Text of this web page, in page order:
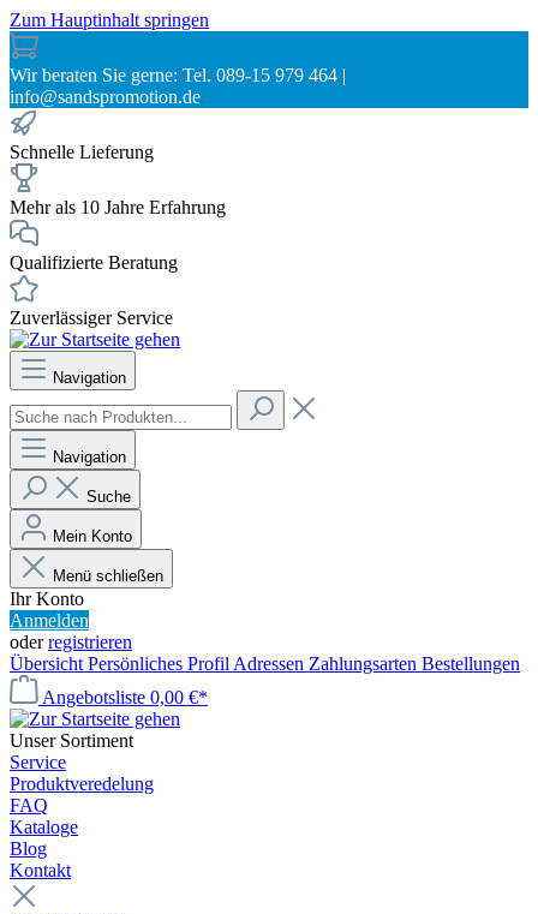
Zum Hauptinhalt springen
Wir beraten Sie gerne: Tel. 089-15 979 464 |
info@sandspromotion.de
Schnelle Lieferung
Mehr als 10 Jahre Erfahrung
Qualifizierte Beratung
Zuverlässiger Service
Navigation
Navigation
Suche
Mein Konto
Menü schließen
Ihr Konto
Anmelden
oderregistrieren
Übersicht Persönliches Profil Adressen Zahlungsarten Bestellungen
Angebotsliste 0,00 €*
Unser Sortiment
Service
Produktveredelung
FAQ
Kataloge
Blog
Kontakt